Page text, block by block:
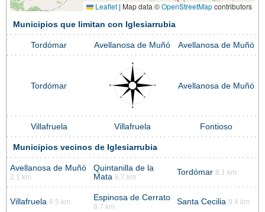
Leaflet | Map data ©OpenStreetMapcontributors
Municipios que limitan con Iglesiarrubia
Tordómar Avellanosa de Muñó Avellanosa de Muñó
Tordómar Avellanosa de Muñó
Villafruela Villafruela Fontioso
Municipios vecinos de Iglesiarrubia
Avellanosa de Muñó
2.1 km
Quintanilla de la
Mata 6.7 km
Tordómar 8.1 km
Villafruela 8.5 km Espinosa de Cerrato
8.7 km
Santa Cecilia 9.4 km